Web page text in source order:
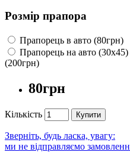
Розмір прапора
Прапорець в авто (80грн)
Прапорець на авто
(200грн)
80грн
Кількість Купити
Зверніть, будь ласка, увагу:
ми не відправляємо